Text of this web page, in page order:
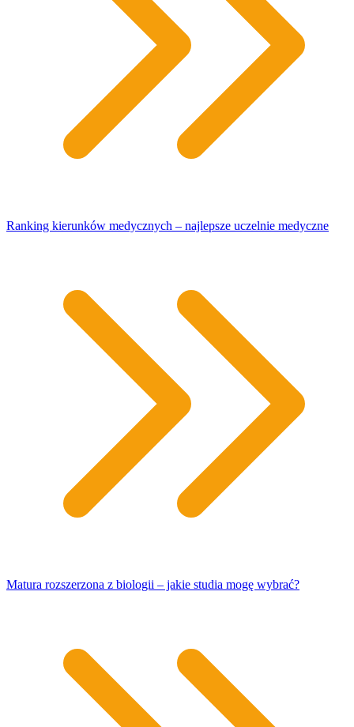
Ranking kierunków medycznych – najlepsze uczelnie medyczne
Matura rozszerzona z biologii – jakie studia mogę wybrać?